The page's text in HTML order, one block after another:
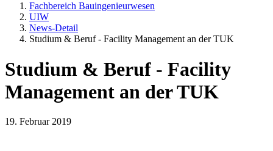
Fachbereich Bauingenieurwesen
UIW
News-Detail
Studium & Beruf - Facility Management an der TUK
Studium & Beruf - Facility
Management an der TUK
19. Februar 2019